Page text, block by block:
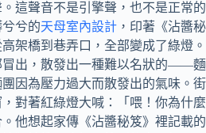
這聲音不是引擎聲，也不是正常的
兮的天母室內設計 ，印著《沾醬秘
架橋到巷弄口，全部變成了綠燈。
冒出，散發出一種難以名狀的——麵
因為壓力過大而散發出的氣味。街
對著紅綠燈大喊：「喂！你為什麼
他想起家傳《沾醬秘笈》裡記載的